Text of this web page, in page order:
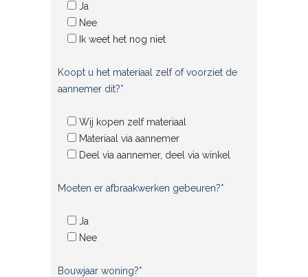
Ja
Nee
Ik weet het nog niet
Koopt u het materiaal zelf of voorziet de
aannemer dit?*
Wij kopen zelf materiaal
Materiaal via aannemer
Deel via aannemer, deel via winkel
Moeten er afbraakwerken gebeuren?*
Ja
Nee
Bouwjaar woning?*